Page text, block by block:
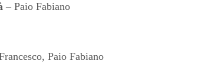
– Paio Fabiano
Paio Fabiano